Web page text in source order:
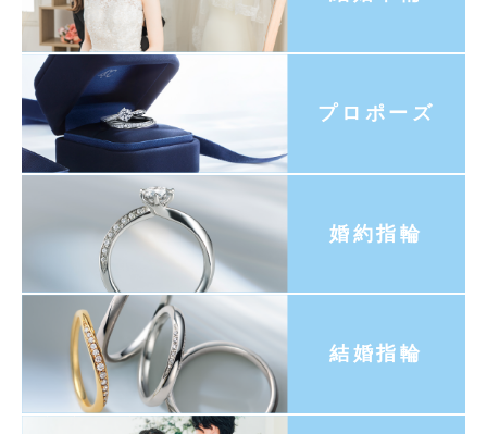
プロポーズ
婚約指輪
結婚指輪